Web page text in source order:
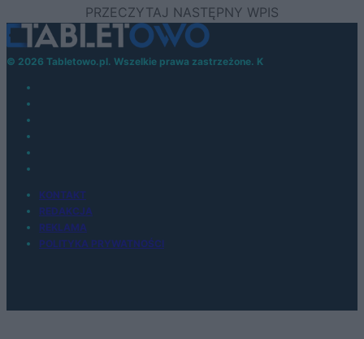
© 2026 Tabletowo.pl. Wszelkie prawa zastrzeżone. K
KONTAKT
REDAKCJA
REKLAMA
POLITYKA PRYWATNOŚCI